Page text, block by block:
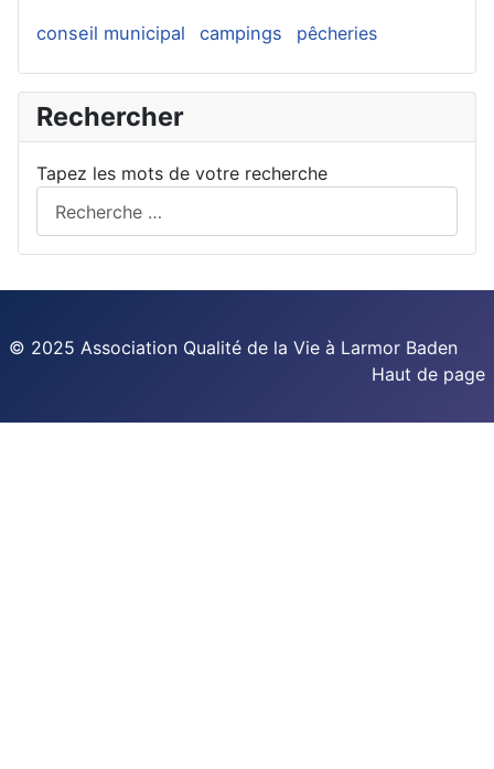
conseil municipal campings pêcheries
Rechercher
Tapez les mots de votre recherche
© 2025 Association Qualité de la Vie à Larmor Baden
Haut de page